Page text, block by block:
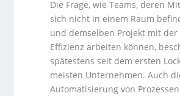
Die Frage, wie Teams, deren
sich nicht in einem Raum
und demselben Projekt mit der
Effizienz arbeiten können,
spätestens seit dem ersten
meisten Unternehmen. Auch
Automatisierung von